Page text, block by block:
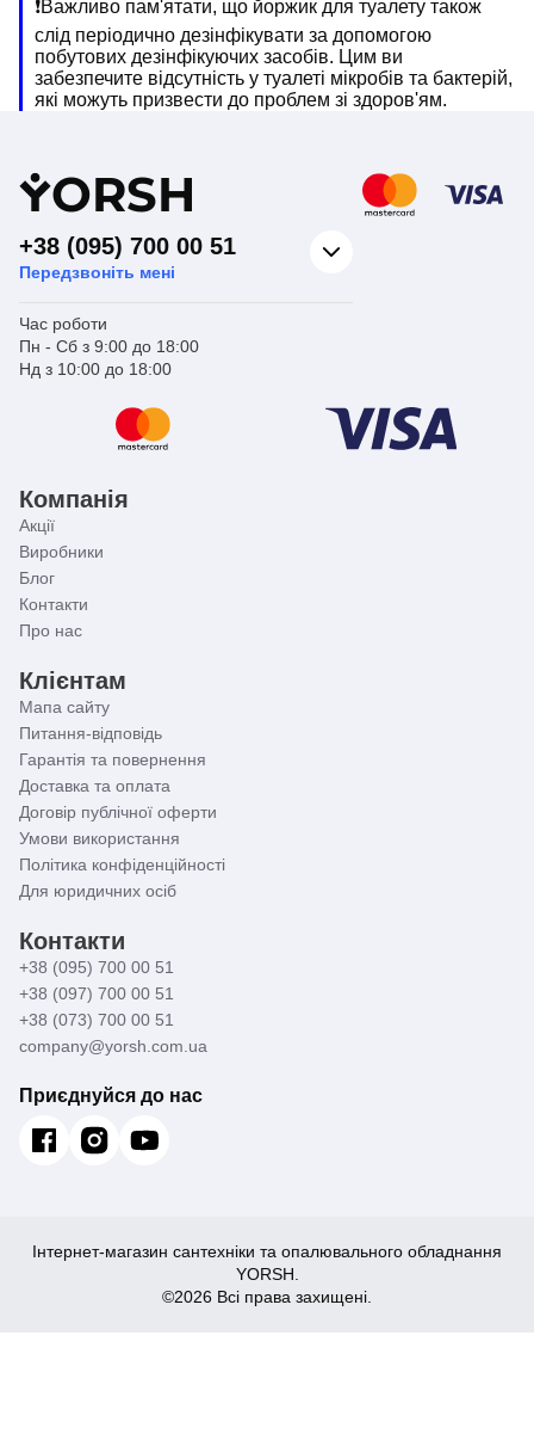
❗️Важливо пам'ятати, що йоржик для туалету також
слід періодично дезінфікувати за допомогою
побутових дезінфікуючих засобів. Цим ви
забезпечите відсутність у туалеті мікробів та бактерій,
які можуть призвести до проблем зі здоров'ям.
YORSH
+38 (095) 700 00 51
Передзвоніть мені
Час роботи
Пн - Сб з 9:00 до 18:00
Нд з 10:00 до 18:00
Компанія
Акції
Виробники
Блог
Контакти
Про нас
Клієнтам
Мапа сайту
Питання-відповідь
Гарантія та повернення
Доставка та оплата
Договір публічної оферти
Умови використання
Політика конфіденційності
Для юридичних осіб
Контакти
+38 (095) 700 00 51
+38 (097) 700 00 51
+38 (073) 700 00 51
company@yorsh.com.ua
Приєднуйся до нас
Інтернет-магазин сантехніки та опалювального обладнання
YORSH.
©2026 Всі права захищені.